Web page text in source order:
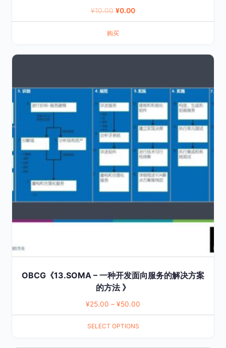
¥10.00 Original
price
was:
¥0.00Current
price
购买
OBCG《13.SOMA – 一种开发面向服务的解决方案
的方法 》
¥25.00 – ¥50.00
SELECT OPTIONS
This
has
multiple
variants.
The
options
may
be
chosen
on
product